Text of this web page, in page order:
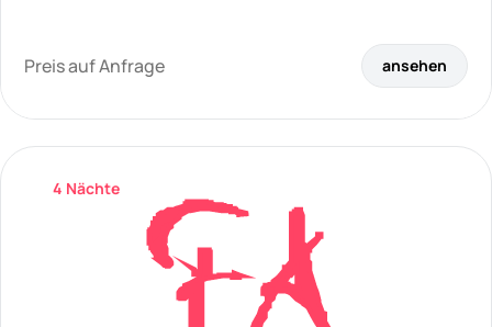
Preis auf Anfrage ansehen
4 Nächte